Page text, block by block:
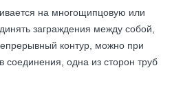
на многощипцовую или
заграждения между собой,
контур, можно при
одна из сторон труб